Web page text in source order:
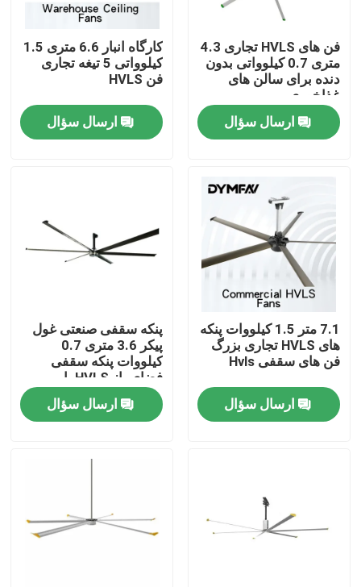
صفحه اصلی
درباره ما
تور کارخانه
کنترل کیفیت
با ما تماس بگیرید
درخواست نقل قول
فن های صنعتی HVLS
فن های HVLS تجاری 4.3
متری 0.7 کیلوواتی بدون
دنده برای سالن های
غذاخوری
ارسال سؤال
کارگاه انبار 6.6 متری 1.5
کیلوواتی 5 تیغه تجاری
فن HVLS
ارسال سؤال
7.1 متر 1.5 کیلووات پنکه
های HVLS تجاری بزرگ
فن های سقفی Hvls
ارسال سؤال
پنکه سقفی صنعتی غول
پیکر 3.6 متری 0.7
کیلووات پنکه سقفی
فضای باز HVLS با
راندمان بالا
ارسال سؤال